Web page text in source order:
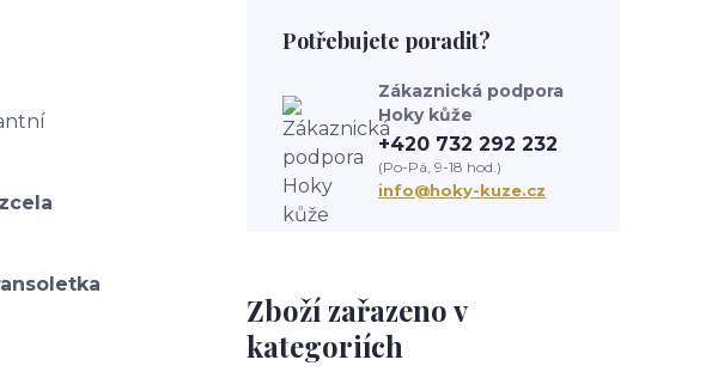
Zboží zařazeno v
kategoriích
Potřebujete poradit?
Zákaznická podpora
Hoky kůže
+420 732 292 232
(Po-Pá, 9-18 hod.)
info@hoky-kuze.cz